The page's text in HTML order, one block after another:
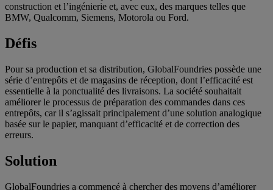
construction et l’ingénierie et, avec eux, des marques telles que
BMW, Qualcomm, Siemens, Motorola ou Ford.
Défis
Pour sa production et sa distribution, GlobalFoundries possède une
série d’entrepôts et de magasins de réception, dont l’efficacité est
essentielle à la ponctualité des livraisons. La société souhaitait
améliorer le processus de préparation des commandes dans ces
entrepôts, car il s’agissait principalement d’une solution analogique
basée sur le papier, manquant d’efficacité et de correction des
erreurs.
Solution
GlobalFoundries a commencé à chercher des moyens d’améliorer